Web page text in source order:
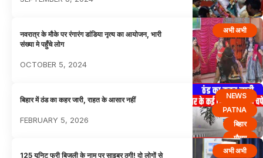
अभी अभी
नवरात्र के मौके पर रंगारंग डांडिया नृत्य का आयोजन, भारी
संख्या मे पहुँचे लोग
OCTOBER 5, 2024
NEWS
PATNA
बिहार
मौसम
बिहार में ठंड का कहर जारी, राहत के आसार नहीं
FEBRUARY 5, 2026
अभी अभी
125 यूनिट फ्री बिजली के नाम पर साइबर ठगी! दो लोगों से